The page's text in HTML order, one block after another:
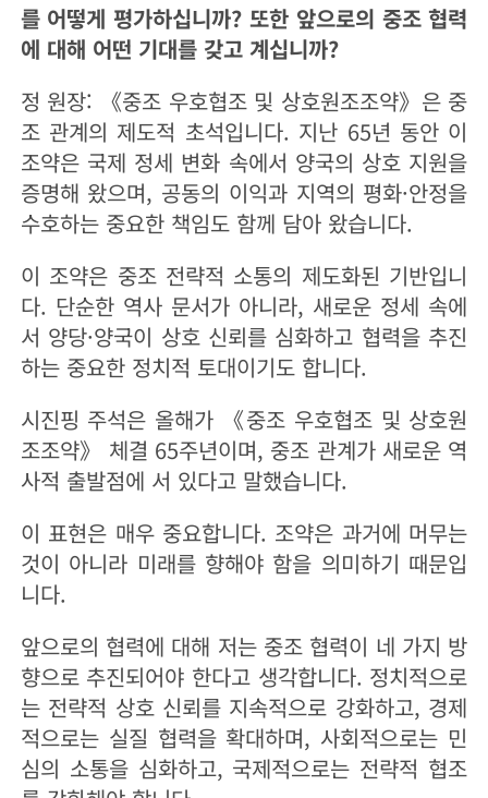
를 어떻게 평가하십니까? 또한 앞으로의 중조 협력
에 대해 어떤 기대를 갖고 계십니까?
정 원장: 《중조 우호협조 및 상호원조조약》은 중
조 관계의 제도적 초석입니다. 지난 65년 동안 이
조약은 국제 정세 변화 속에서 양국의 상호 지원을
증명해 왔으며, 공동의 이익과 지역의 평화·안정을
수호하는 중요한 책임도 함께 담아 왔습니다.
이 조약은 중조 전략적 소통의 제도화된 기반입니
다. 단순한 역사 문서가 아니라, 새로운 정세 속에
서 양당·양국이 상호 신뢰를 심화하고 협력을 추진
하는 중요한 정치적 토대이기도 합니다.
시진핑 주석은 올해가 《중조 우호협조 및 상호원
조조약》 체결 65주년이며, 중조 관계가 새로운 역
사적 출발점에 서 있다고 말했습니다.
이 표현은 매우 중요합니다. 조약은 과거에 머무는
것이 아니라 미래를 향해야 함을 의미하기 때문입
니다.
앞으로의 협력에 대해 저는 중조 협력이 네 가지 방
향으로 추진되어야 한다고 생각합니다. 정치적으로
는 전략적 상호 신뢰를 지속적으로 강화하고, 경제
적으로는 실질 협력을 확대하며, 사회적으로는 민
심의 소통을 심화하고, 국제적으로는 전략적 협조